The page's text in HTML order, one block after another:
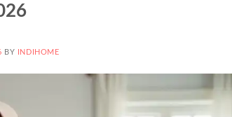
BY INDIHOME